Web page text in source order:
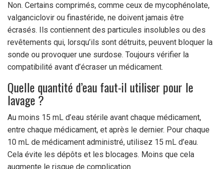
Non. Certains comprimés, comme ceux de mycophénolate,
valganciclovir ou finastéride, ne doivent jamais être
écrasés. Ils contiennent des particules insolubles ou des
revêtements qui, lorsqu’ils sont détruits, peuvent bloquer la
sonde ou provoquer une surdose. Toujours vérifier la
compatibilité avant d’écraser un médicament.
Quelle quantité d’eau faut-il utiliser pour le
lavage ?
Au moins 15 mL d’eau stérile avant chaque médicament,
entre chaque médicament, et après le dernier. Pour chaque
10 mL de médicament administré, utilisez 15 mL d’eau.
Cela évite les dépôts et les blocages. Moins que cela
augmente le risque de complication.